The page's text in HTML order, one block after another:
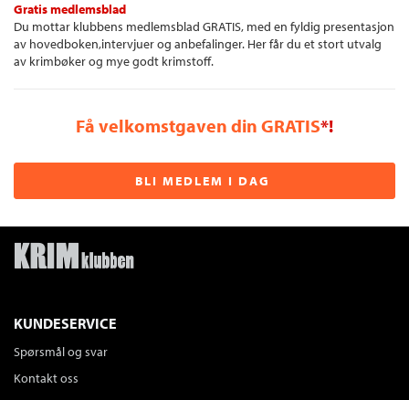
Gratis medlemsblad
Du mottar klubbens medlemsblad GRATIS, med en fyldig presentasjon
av hovedboken,intervjuer og anbefalinger. Her får du et stort utvalg
av krimbøker og mye godt krimstoff.
Få velkomstgaven din GRATIS*!
BLI MEDLEM I DAG
KUNDESERVICE
Spørsmål og svar
Kontakt oss